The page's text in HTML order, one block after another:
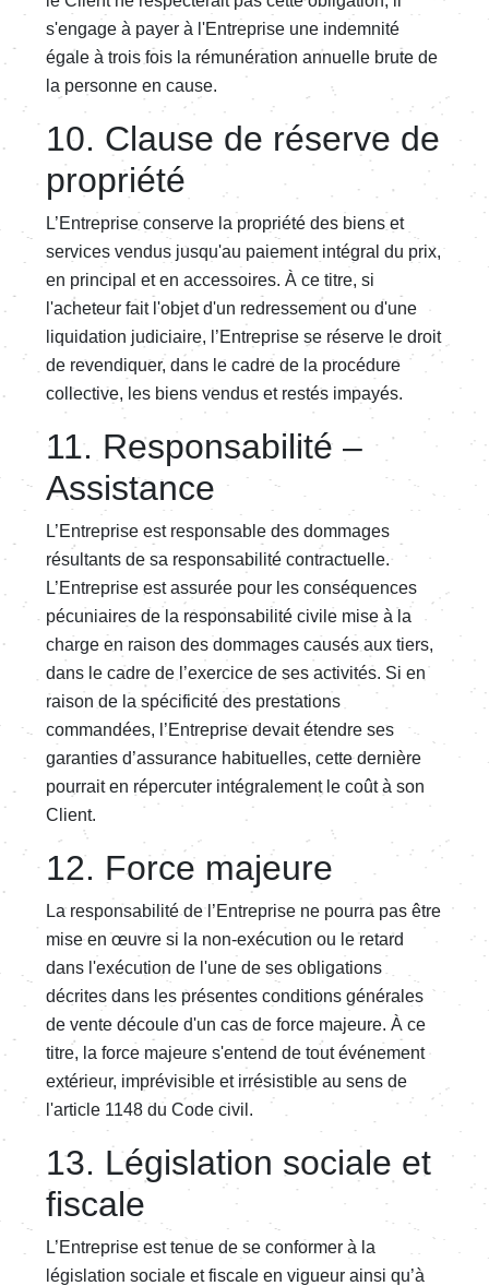
s'engage à payer à l'Entreprise une indemnité
égale à trois fois la rémunération annuelle brute de
la personne en cause.
10. Clause de réserve de
propriété
L’Entreprise conserve la propriété des biens et
services vendus jusqu'au paiement intégral du prix,
en principal et en accessoires. À ce titre, si
l'acheteur fait l'objet d'un redressement ou d'une
liquidation judiciaire, l’Entreprise se réserve le droit
de revendiquer, dans le cadre de la procédure
collective, les biens vendus et restés impayés.
11. Responsabilité –
Assistance
L’Entreprise est responsable des dommages
résultants de sa responsabilité contractuelle.
L’Entreprise est assurée pour les conséquences
pécuniaires de la responsabilité civile mise à la
charge en raison des dommages causés aux tiers,
dans le cadre de l’exercice de ses activités. Si en
raison de la spécificité des prestations
commandées, l’Entreprise devait étendre ses
garanties d’assurance habituelles, cette dernière
pourrait en répercuter intégralement le coût à son
Client.
12. Force majeure
La responsabilité de l’Entreprise ne pourra pas être
mise en œuvre si la non-exécution ou le retard
dans l'exécution de l'une de ses obligations
décrites dans les présentes conditions générales
de vente découle d'un cas de force majeure. À ce
titre, la force majeure s'entend de tout événement
extérieur, imprévisible et irrésistible au sens de
l'article 1148 du Code civil.
13. Législation sociale et
fiscale
L’Entreprise est tenue de se conformer à la
législation sociale et fiscale en vigueur ainsi qu’à